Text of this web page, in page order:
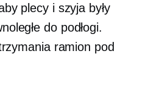
plecy i szyja były
do podłogi.
ramion pod